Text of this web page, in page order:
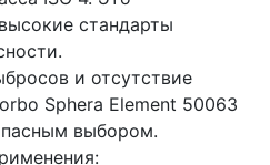
стандарты
и отсутствие
Sphera Element 50063
выбором.